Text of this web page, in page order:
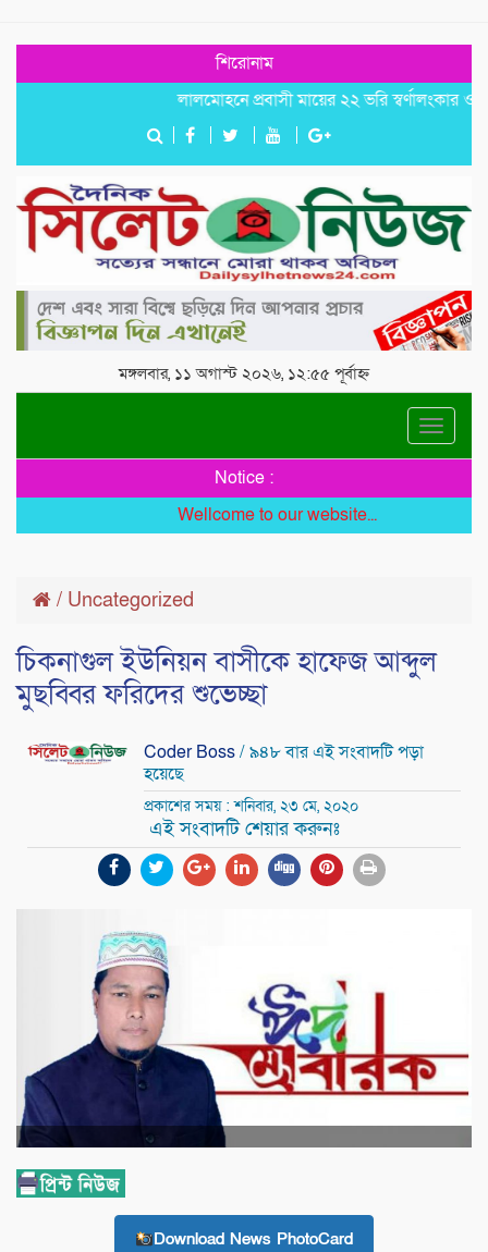
শিরোনাম
লালমোহনে প্রবাসী মায়ের ২২ ভরি স্বর্ণালংকার ও
মঙ্গলবার, ১১ অগাস্ট ২০২৬, ১২:৫৫ পূর্বাহ্ন
Toggle
Notice :
Wellcome to our website...
/ Uncategorized
চিকনাগুল ইউনিয়ন বাসীকে হাফেজ আব্দুল
মুছব্বির ফরিদের শুভেচ্ছা
Coder Boss/ ৯৪৮ বার এই সংবাদটি পড়া
হয়েছে
প্রকাশের সময় : শনিবার, ২৩ মে, ২০২০
এই সংবাদটি শেয়ার করুনঃ
Download News PhotoCard